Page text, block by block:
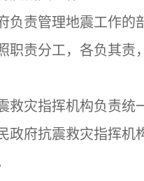
责管理地震工作的
职责分工，各负其责
灾指挥机构负责统
政府抗震救灾指挥机